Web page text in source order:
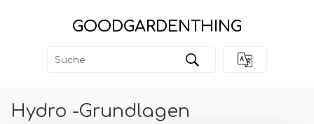
GOODGARDENTHING
Hydro -Grundlagen